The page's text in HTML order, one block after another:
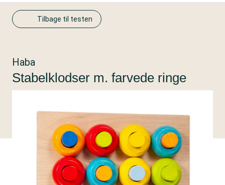
Tilbage til testen
Haba
Stabelklodser m. farvede ringe